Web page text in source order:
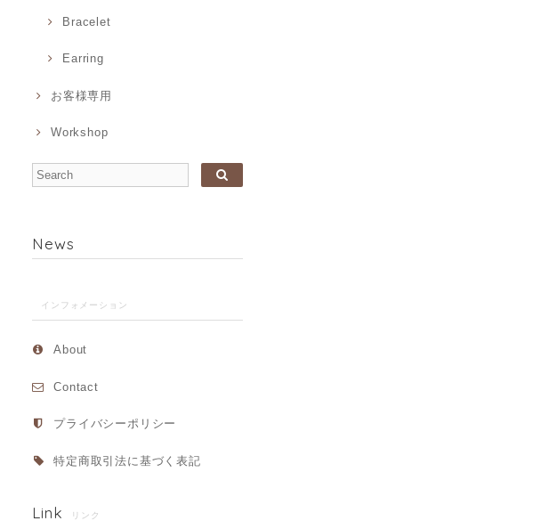
Bracelet
Earring
お客様専用
Workshop
News
インフォメーション
About
Contact
プライバシーポリシー
特定商取引法に基づく表記
Link リンク